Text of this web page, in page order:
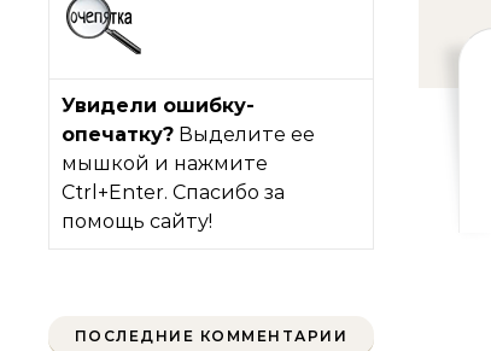
Увидели ошибку-
опечатку? Выделите ее
мышкой и нажмите
Ctrl+Enter. Спасибо за
помощь сайту!
ПОСЛЕДНИЕ КОММЕНТАРИИ